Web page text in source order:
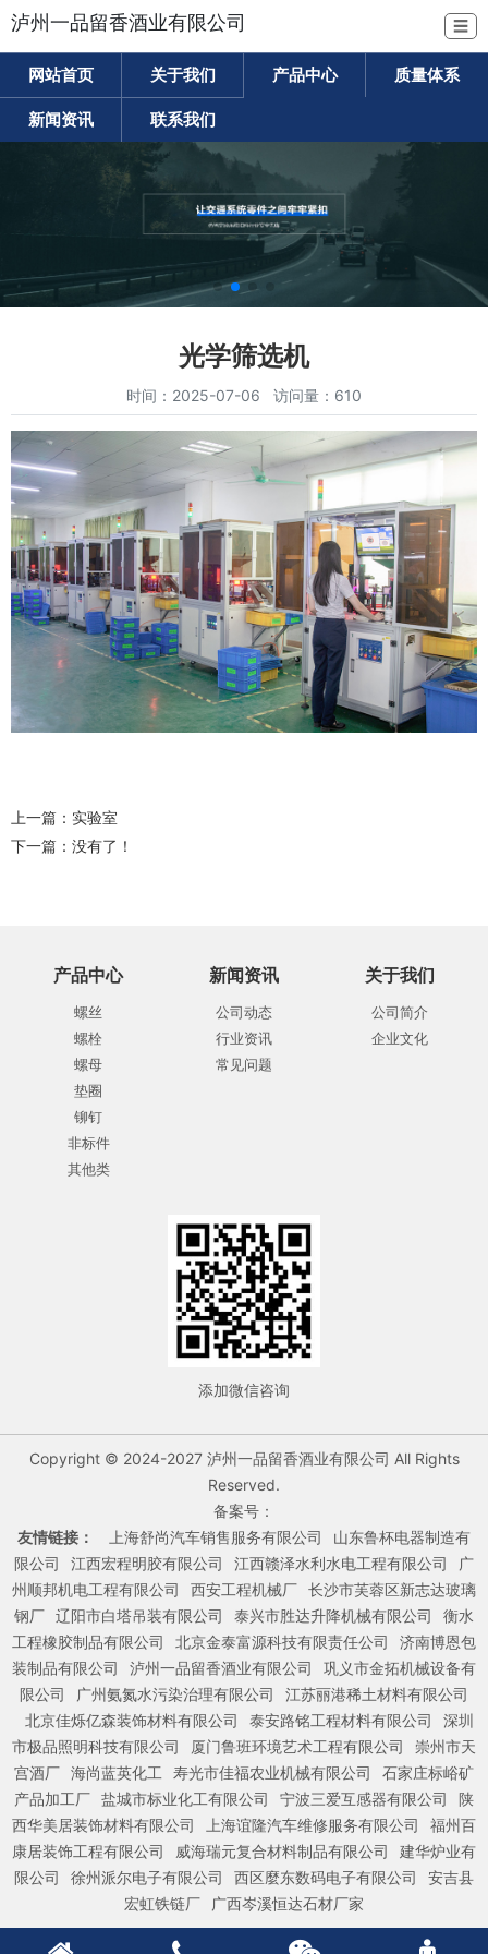
泸州一品留香酒业有限公司 ☰
网站首页 关于我们 产品中心 质量体系
新闻资讯 联系我们
光学筛选机
时间：2025-07-06 访问量：610
上一篇： 实验室
下一篇：没有了！
产品中心
螺丝
螺栓
螺母
垫圈
铆钉
非标件
其他类
新闻资讯
公司动态
行业资讯
常见问题
关于我们
公司简介
企业文化
添加微信咨询
Copyright © 2024-2027 泸州一品留香酒业有限公司 All Rights
Reserved.
备案号：
友情链接：
上海舒尚汽车销售服务有限公司
山东鲁杯电器制造有
限公司
江西宏程明胶有限公司 江西赣泽水利水电工程有限公司
广
州顺邦机电工程有限公司
西安工程机械厂 长沙市芙蓉区新志达玻璃
钢厂 辽阳市白塔吊装有限公司 泰兴市胜达升降机械有限公司
衡水
工程橡胶制品有限公司
北京金泰富源科技有限责任公司
济南博恩包
装制品有限公司
泸州一品留香酒业有限公司
巩义市金拓机械设备有
限公司
广州氨氮水污染治理有限公司
江苏丽港稀土材料有限公司
北京佳烁亿森装饰材料有限公司
泰安路铭工程材料有限公司
深圳
市极品照明科技有限公司
厦门鲁班环境艺术工程有限公司
崇州市天
宫酒厂 海尚蓝英化工 寿光市佳福农业机械有限公司
石家庄标峪矿
产品加工厂 盐城市标业化工有限公司 宁波三爱互感器有限公司
陕
西华美居装饰材料有限公司
上海谊隆汽车维修服务有限公司
福州百
康居装饰工程有限公司
威海瑞元复合材料制品有限公司
建华炉业有
限公司
徐州派尔电子有限公司 西区麼东数码电子有限公司
安吉县
宏虹铁链厂
广西岑溪恒达石材厂家